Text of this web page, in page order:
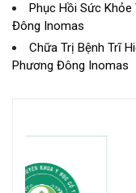
Phục Hồi Sức
Đông Inomas
Chữa Trị Bệnh Trĩ
Phương Đông Inomas